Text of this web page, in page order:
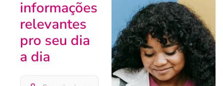
informações
relevantes
pro seu dia
a dia